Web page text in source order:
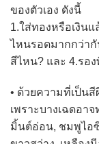
ของตัวเอง ดังนี้
1.ใส่ทองหรือเงิน
ไหนรอดมากกว่ากั
สีไหน? และ 4.รอ
• ด้วยความที่เป็น
เพราะบางเฉดอา
มิ้นต์อ่อน, ชมพูไอ